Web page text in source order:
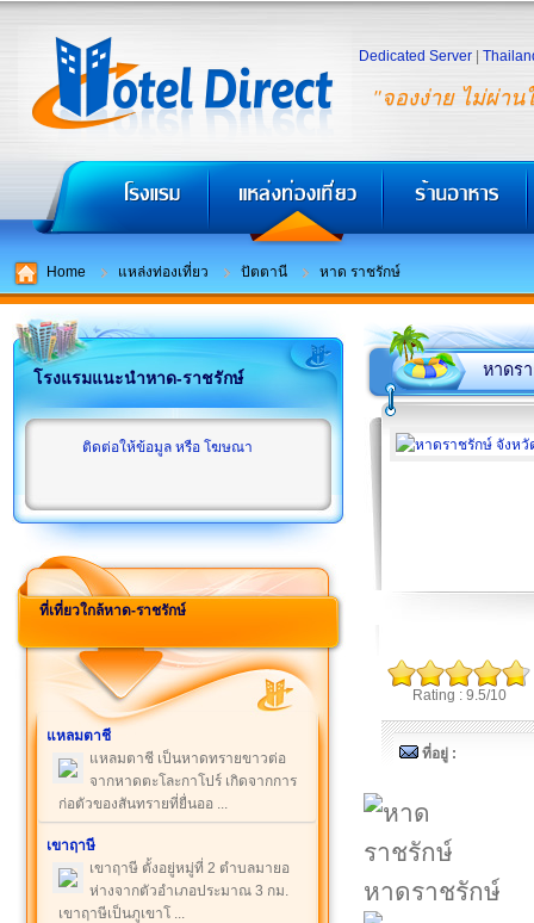
"จองง่าย ไม่ผ่าน
Dedicated Server
Home แหล่งท่องเที่ยว ปัตตานี หาด ราชรักษ์
โรงแรมแนะนำหาด-ราชรักษ์
ติดต่อให้ข้อมูล หรือ โฆษณา
ที่เที่ยวใกล้หาด-ราชรักษ์
แหลมตาชี
แหลมตาชี เป็นหาดทรายขาวต่อ
จากหาดตะโละกาโปร์ เกิดจากการ
ก่อตัวของสันทรายที่ยื่นออ ...
เขาฤาษี
เขาฤาษี ตั้งอยู่หมู่ที่ 2 ตำบลมายอ
ห่างจากตัวอำเภอประมาณ 3 กม.
เขาฤาษีเป็นภูเขาโ ...
หาดร
Rating : 9.5/10
ที่อยู่ :
หาดราชรักษ์